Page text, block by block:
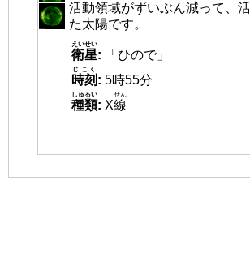
活動領域がずいぶん減って、
た太陽です。
衛星
えいせい
:
「ひので」
時刻
じこく
: 5時55分
種類
しゅるい
: X線
せん